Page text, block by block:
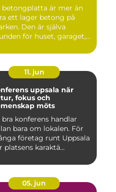
betongplatta är mer än
ett lager betong på
Den är själva
för huset, garaget,...
11. jun
uppsala när
fokus och
möts
bra konferens handlar
bara om lokalen. För
företag runt Uppsala
platsens karaktä...
05. jun